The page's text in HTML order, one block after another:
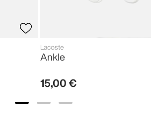
Lacoste
Ankle
15,00 €